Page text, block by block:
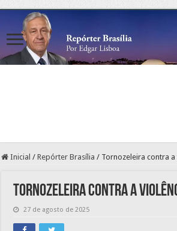
Inicial / Repórter Brasília / Tornozeleira contra
Tornozeleira contra a
27 de agosto de 2025